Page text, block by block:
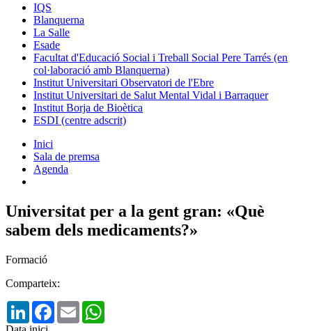
IQS
Blanquerna
La Salle
Esade
Facultat d'Educació Social i Treball Social Pere Tarrés (en
col·laboració amb Blanquerna)
Institut Universitari Observatori de l'Ebre
Institut Universitari de Salut Mental Vidal i Barraquer
Institut Borja de Bioètica
ESDI (centre adscrit)
Inici
Sala de premsa
Agenda
Universitat per a la gent gran: «Què
sabem dels medicaments?»
Formació
Comparteix:
LinkedInFacebook
Email